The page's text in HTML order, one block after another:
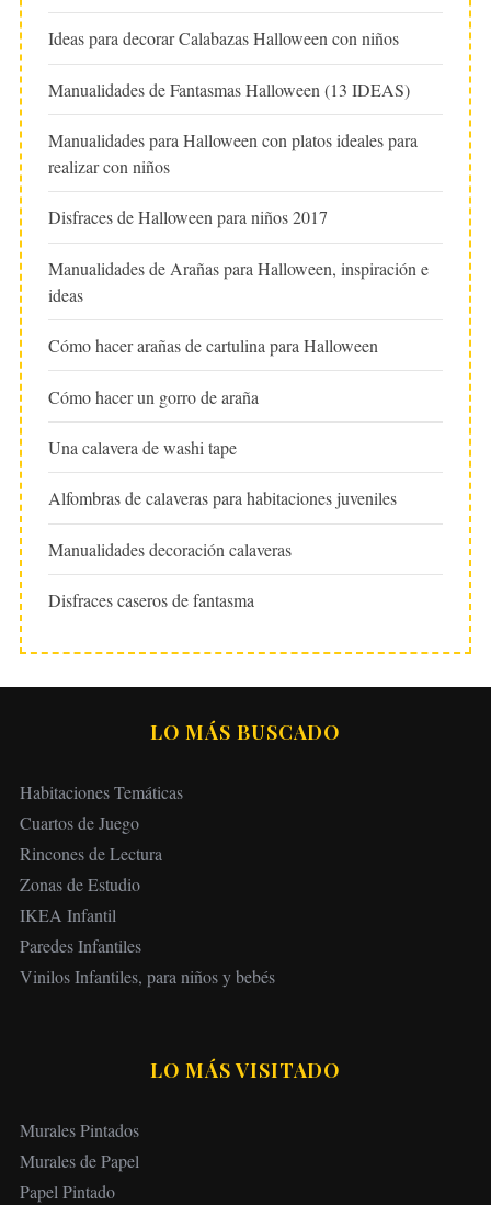
Ideas para decorar Calabazas Halloween con niños
Manualidades de Fantasmas Halloween (13 IDEAS)
Manualidades para Halloween con platos ideales para
realizar con niños
Disfraces de Halloween para niños 2017
Manualidades de Arañas para Halloween, inspiración e
ideas
Cómo hacer arañas de cartulina para Halloween
Cómo hacer un gorro de araña
Una calavera de washi tape
Alfombras de calaveras para habitaciones juveniles
Manualidades decoración calaveras
Disfraces caseros de fantasma
LO MÁS BUSCADO
Habitaciones Temáticas
Cuartos de Juego
Rincones de Lectura
Zonas de Estudio
IKEA Infantil
Paredes Infantiles
Vinilos Infantiles, para niños y bebés
LO MÁS VISITADO
Murales Pintados
Murales de Papel
Papel Pintado